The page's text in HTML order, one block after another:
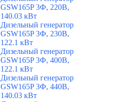
GSW165P 3Ф, 220В,
140.03 кВт
Дизельный генератор
GSW165P 3Ф, 230В,
122.1 кВт
Дизельный генератор
GSW165P 3Ф, 400В,
122.1 кВт
Дизельный генератор
GSW165P 3Ф, 440В,
140.03 кВт